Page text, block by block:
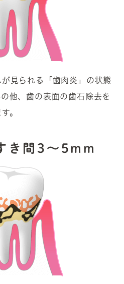
見られる「歯肉炎」の状態
他、歯の表面の歯石除去を
。
き間3～5mm